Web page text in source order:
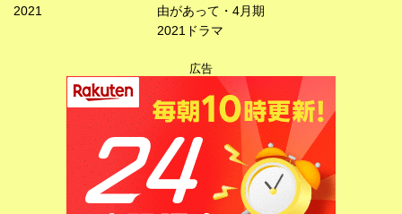
2021
由があって・4月期
2021ドラマ
広告